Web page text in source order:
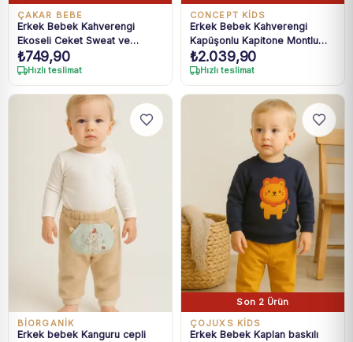
ÇAKAR BEBE
Erkek Bebek Kahverengi
Ekoseli Ceket Sweat ve
Pantolon Takım 3-18 Ay
₺749,90
Hızlı teslimat
CONCEPT KİDS
Erkek Bebek Kahverengi
Kapüşonlu Kapitone Montlu
Kot Pantolonlu 3lü Takım 6-18
Ay
₺2.039,90
Hızlı teslimat
BIORGANIK
Erkek bebek Kanguru cepli
Son 2 Ürün
ÇOJUXS KİDS
Erkek Bebek Kaplan baskılı